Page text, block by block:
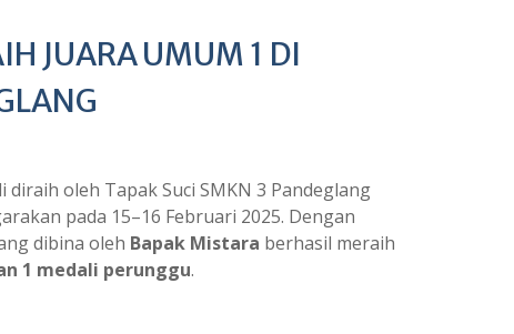
JUARA UMUM 1 DI
oleh Tapak Suci SMKN 3 Pandeglang
pada 15–16 Februari 2025. Dengan
dibina oleh Bapak Mistara berhasil meraih
1 medali perunggu.